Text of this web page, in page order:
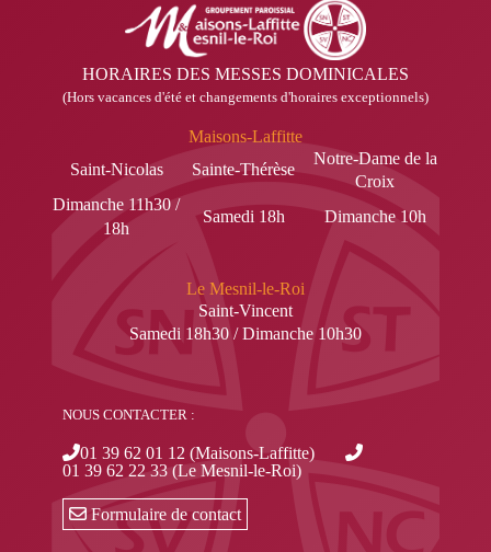
HORAIRES DES MESSES DOMINICALES
(Hors vacances d'été et changements d'horaires exceptionnels)
Maisons-Laffitte
Saint-Nicolas
Sainte-Thérèse
Notre-Dame de la
Croix
Dimanche 11h30 /
18h
Samedi 18h Dimanche 10h
Le Mesnil-le-Roi
Saint-Vincent
Samedi 18h30 / Dimanche 10h30
NOUS CONTACTER :
01 39 62 01 12 (Maisons-Laffitte)
01 39 62 22 33 (Le Mesnil-le-Roi)
Formulaire de contact